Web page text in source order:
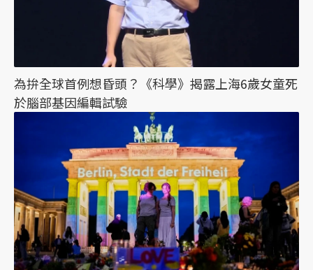
為拚全球首例想昏頭？《科學》揭露上海6歲女童死
於腦部基因編輯試驗